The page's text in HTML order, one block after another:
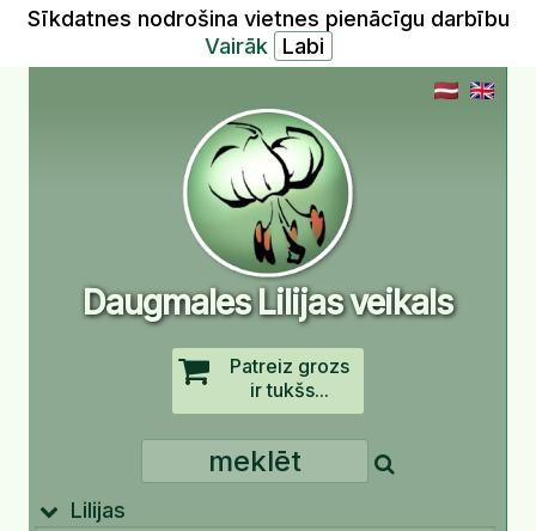
Sīkdatnes nodrošina vietnes pienācīgu darbību
Vairāk
Daugmales Lilijas veikals
Patreiz grozs
ir tukšs...
Lilijas